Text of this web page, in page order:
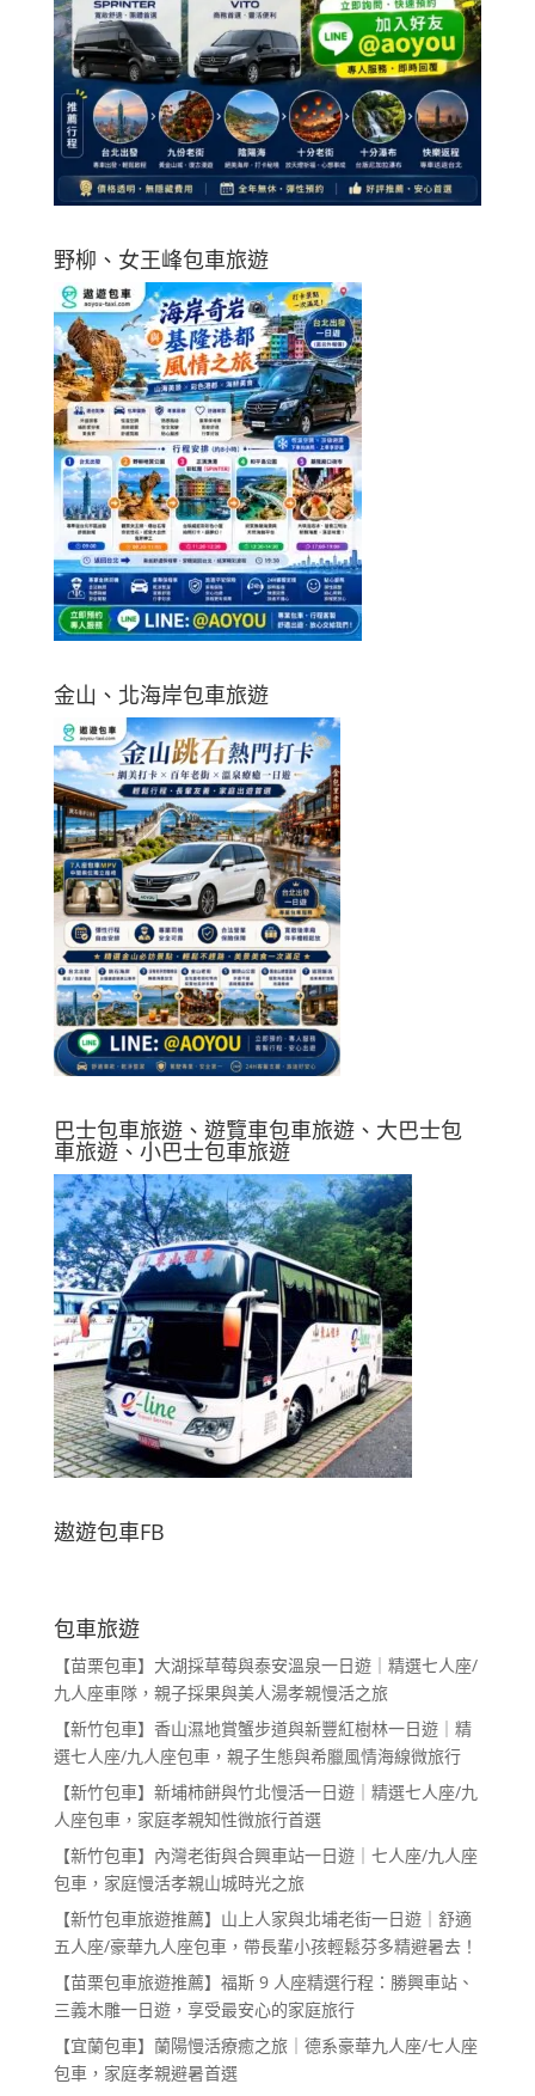
野柳、女王峰包車旅遊
金山、北海岸包車旅遊
巴士包車旅遊、遊覽車包車旅遊、大巴士包
車旅遊、小巴士包車旅遊
遨遊包車FB
包車旅遊
【苗栗包車】大湖採草莓與泰安溫泉一日遊｜精選七人座/
九人座車隊，親子採果與美人湯孝親慢活之旅
【新竹包車】香山濕地賞蟹步道與新豐紅樹林一日遊｜精
選七人座/九人座包車，親子生態與希臘風情海線微旅行
【新竹包車】新埔柿餅與竹北慢活一日遊｜精選七人座/九
人座包車，家庭孝親知性微旅行首選
【新竹包車】內灣老街與合興車站一日遊｜七人座/九人座
包車，家庭慢活孝親山城時光之旅
【新竹包車旅遊推薦】山上人家與北埔老街一日遊｜舒適
五人座/豪華九人座包車，帶長輩小孩輕鬆芬多精避暑去！
【苗栗包車旅遊推薦】福斯 9 人座精選行程：勝興車站、
三義木雕一日遊，享受最安心的家庭旅行
【宜蘭包車】蘭陽慢活療癒之旅｜德系豪華九人座/七人座
包車，家庭孝親避暑首選